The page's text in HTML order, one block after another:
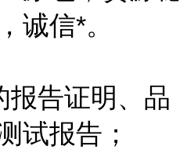
诚信*。
报告证明、品
试报告；